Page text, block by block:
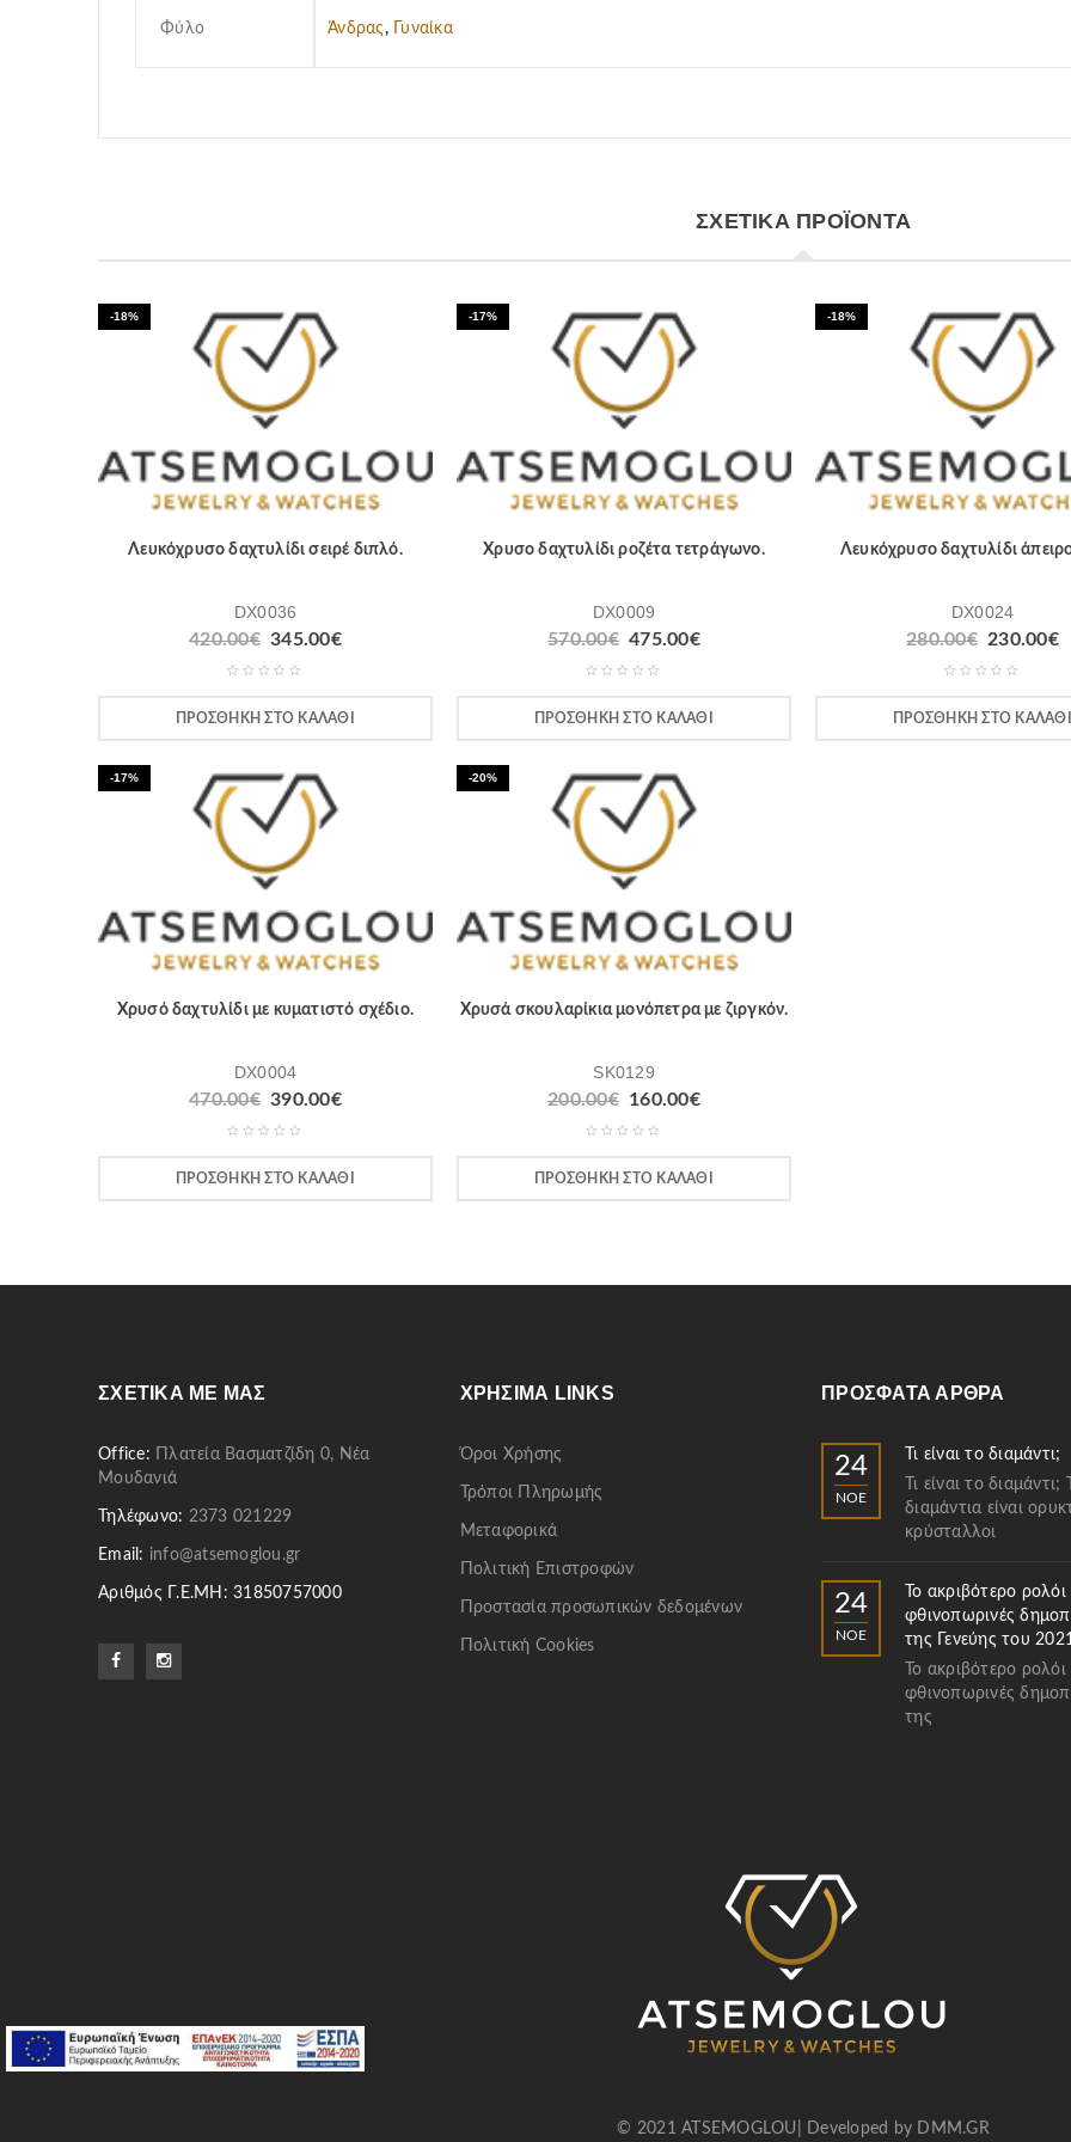
Φύλο Άνδρας, Γυναίκα
ΣΧΕΤΙΚΆ ΠΡΟΪΌΝΤΑ
-18%
Λευκόχρυσο δαχτυλίδι σειρέ διπλό.
DX0036
420.00€ 345.00€
ΠΡΟΣΘΉΚΗ ΣΤΟ ΚΑΛΆΘΙ
-17%
Χρυσο δαχτυλίδι ροζέτα τετράγωνο.
DX0009
570.00€ 475.00€
ΠΡΟΣΘΉΚΗ ΣΤΟ ΚΑΛΆΘΙ
-18%
Λευκόχρυσο δαχτυλίδι
DX0024
280.00€ 230.00€
ΠΡΟΣΘΉΚΗ ΣΤΟ ΚΑΛΆΘΙ
-17%
Χρυσό δαχτυλίδι με κυματιστό σχέδιο.
DX0004
470.00€ 390.00€
ΠΡΟΣΘΉΚΗ ΣΤΟ ΚΑΛΆΘΙ
-20%
Χρυσά σκουλαρίκια μονόπετρα με ζιργκόν.
SK0129
200.00€ 160.00€
ΠΡΟΣΘΉΚΗ ΣΤΟ ΚΑΛΆΘΙ
ΣΧΕΤΙΚΆ ΜΕ ΜΑΣ
Office:
Πλατεία Βασματζίδη 0, Νέα
Μουδανιά
Τηλέφωνο: 2373 021229
Email: info@atsemoglou.gr
Αριθμός Γ.Ε.ΜΗ: 31850757000
ΧΡΉΣΙΜΑ LINKS
Όροι Χρήσης
Τρόποι Πληρωμής
Μεταφορικά
Πολιτική Επιστροφών
Προστασία προσωπικών δεδομένων
Πολιτική Cookies
ΠΡΌΣΦΑΤΑ ΆΡΘΡΑ
24
ΝΟΈ
Τι είναι το διαμάντι;
Τι είναι το διαμάντι;
διαμάντια είναι
κρύσταλλοι
24
ΝΟΈ
Το ακριβότερο
φθινοπωρινές
της Γενεύης του
Το ακριβότερο
φθινοπωρινές
της
© 2021 ATSEMOGLOU| Developed by DMM.GR